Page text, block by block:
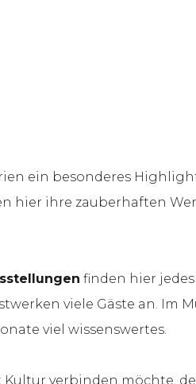
ein besonderes
hier ihre zauberhaften
finden hier
viele Gäste an. Im
viel wissenswertes.
Kultur verbinden möchte,